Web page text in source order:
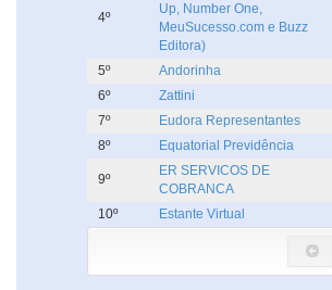
4º
Up, Number One,
MeuSucesso.com e Buzz
Editora)
5º Andorinha
6º
Zattini
7º
Eudora Representantes
8º
Equatorial Previdência
9º
ER SERVICOS DE
COBRANCA
10º Estante Virtual